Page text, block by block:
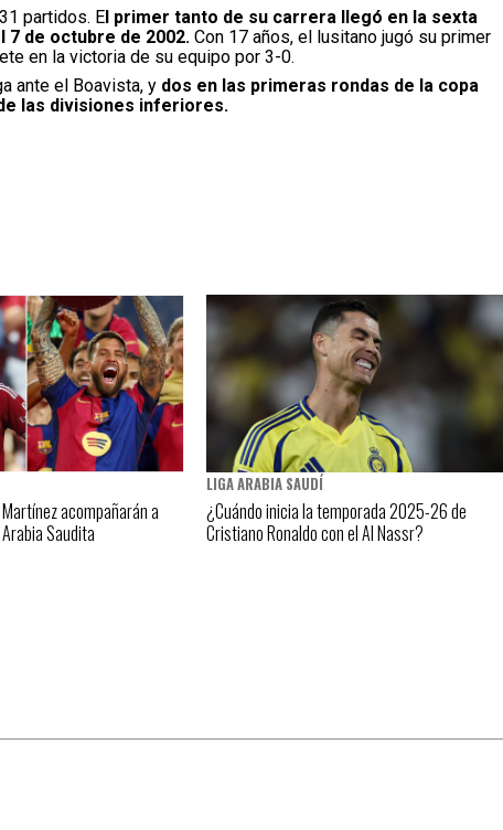
partidos. E l primer tanto de su carrera llegó en la sexta
de octubre de 2002. Con 17 años, el lusitano jugó su primer
en la victoria de su equipo por 3-0.
ante el Boavista, y dos en las primeras rondas de la copa
las divisiones inferiores.
acompañarán a
Saudita
LIGA ARABIA SAUDÍ
¿Cuándo inicia la temporada 2025-26 de
Cristiano Ronaldo con el Al Nassr?